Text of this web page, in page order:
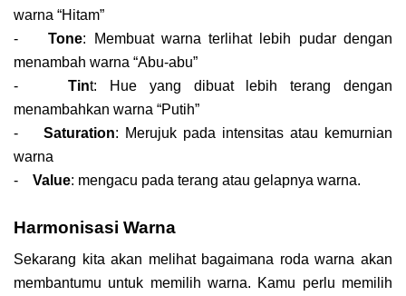
warna “Hitam”
-Tone: Membuat warna terlihat lebih pudar dengan
menambah warna “Abu-abu”
-Tint: Hue yang dibuat lebih terang dengan
menambahkan warna “Putih”
- Saturation: Merujuk pada intensitas atau kemurnian
warna
- Value: mengacu pada terang atau gelapnya warna.
Harmonisasi Warna
Sekarang kita akan melihat bagaimana roda warna akan
membantumu untuk memilih warna. Kamu perlu memilih